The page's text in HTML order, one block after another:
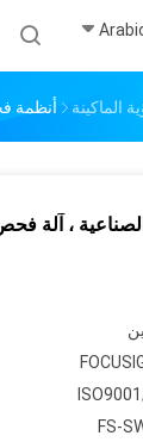
الماكينة أنظمة
، آلة
FS-